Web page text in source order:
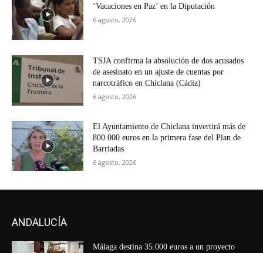
‘Vacaciones en Paz’ en la Diputación
6 agosto, 2026
TSJA confirma la absolución de dos acusados
de asesinato en un ajuste de cuentas por
narcotráfico en Chiclana (Cádiz)
6 agosto, 2026
El Ayuntamiento de Chiclana invertirá más de
800.000 euros en la primera fase del Plan de
Barriadas
6 agosto, 2026
ANDALUCÍA
Málaga destina 35.000 euros a un proyecto